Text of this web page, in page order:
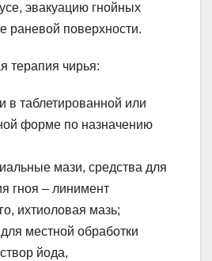
эвакуацию гнойных
раневой поверхности.
терапия чирья:
в таблетированной или
форме по назначению
мази, средства для
гноя – линимент
ихтиоловая мазь;
местной обработки
йода,